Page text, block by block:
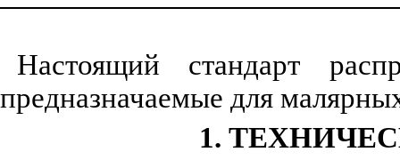
Настоящий стандарт
предназначаемые для
1.